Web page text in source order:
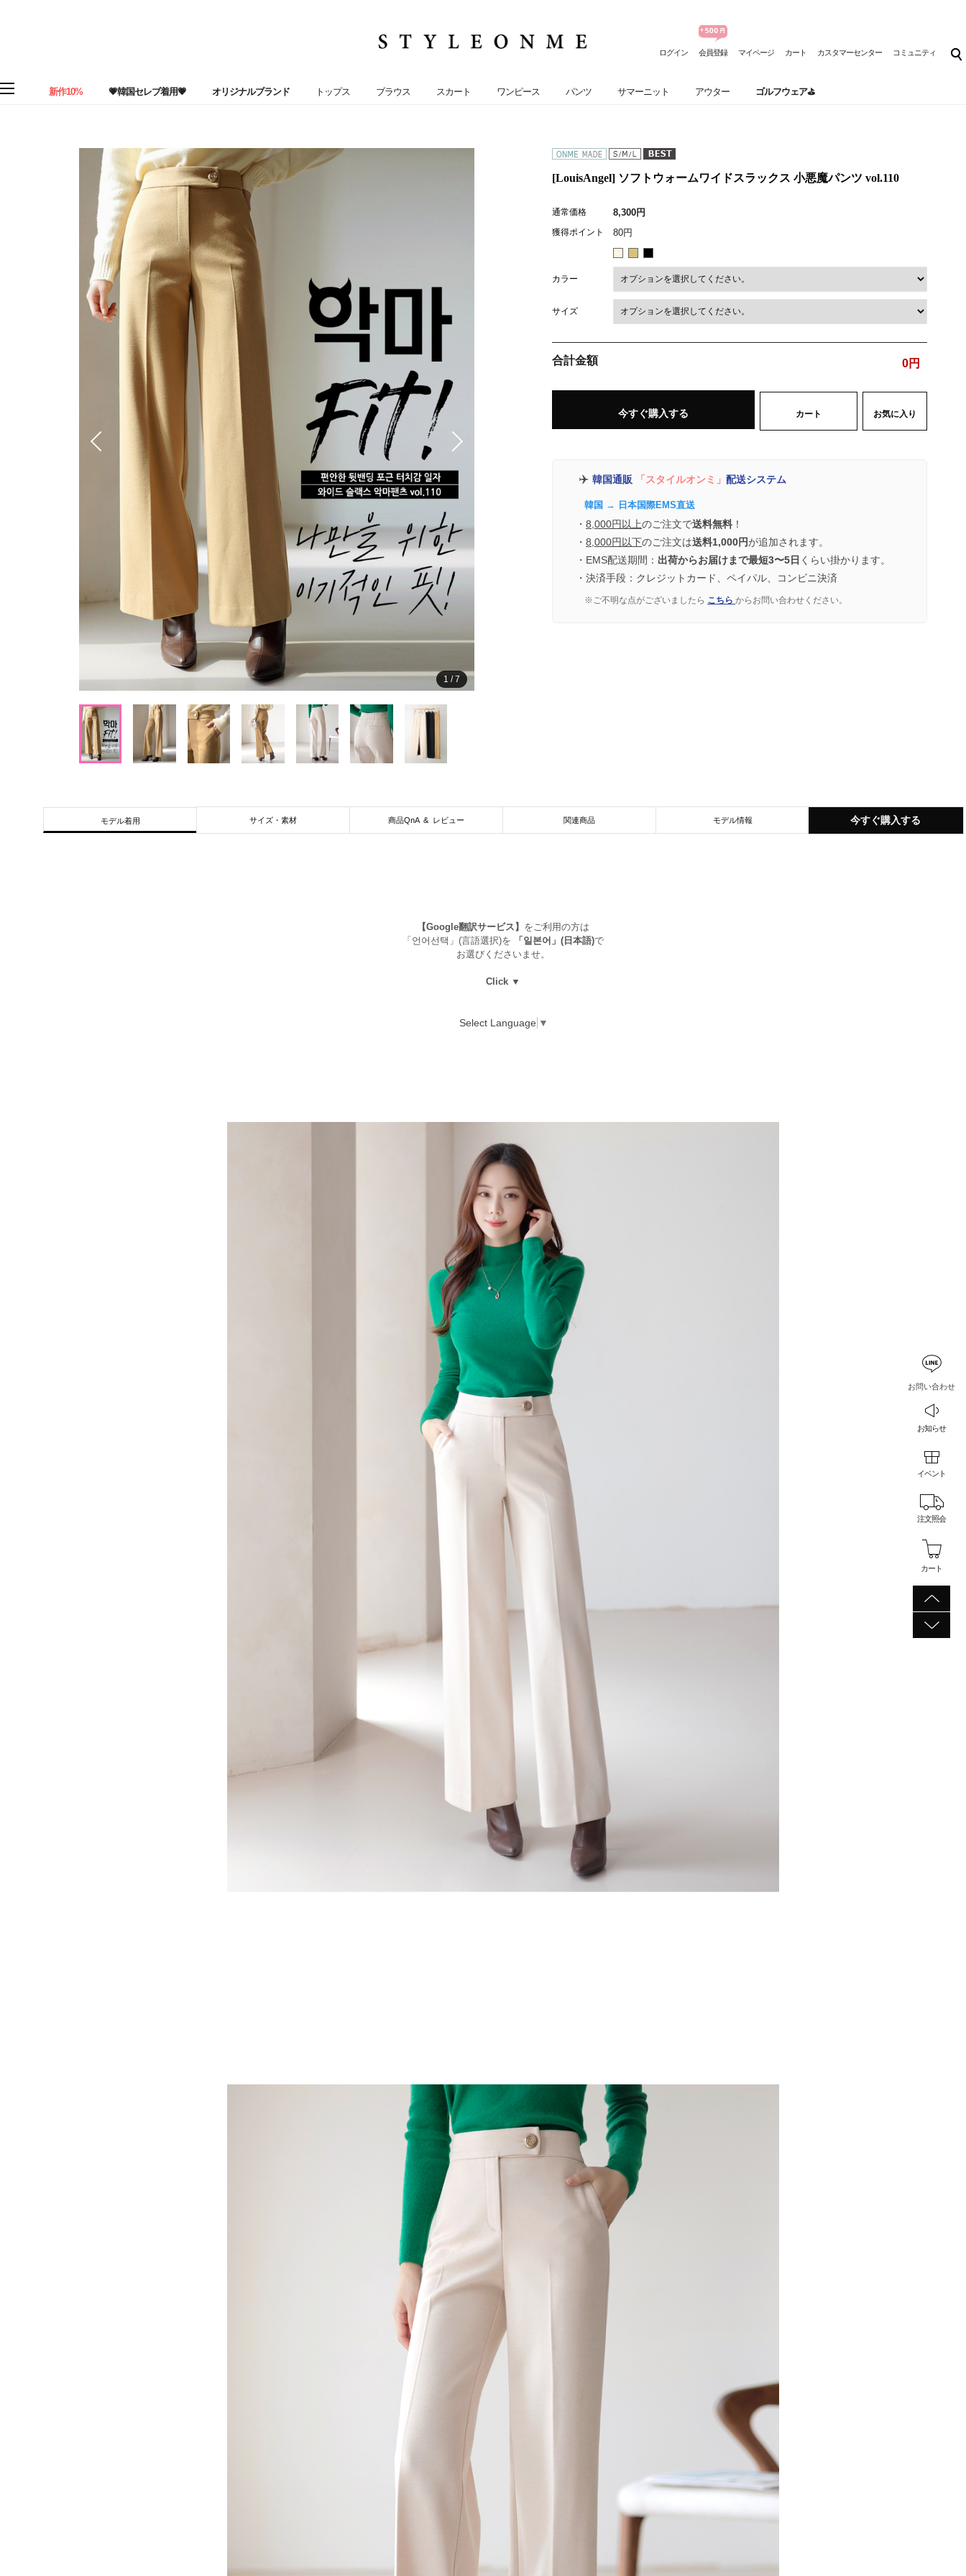
ログイン 会員登録 マイページ カート カスタマーセンター コミュニティ
新作10% 💗韓国セレブ着用💗 オリジナルブランド トップス ブラウス スカート ワンピース パンツ サマーニット アウター ゴルフウェア⛳
お問い合わせ
お知らせ
イベント
注文照会
カート
1 /7
[LouisAngel] ソフトウォームワイドスラックス 小悪魔パンツ vol.110
通常価格 8,300円
獲得ポイント 80円
カラー
サイズ
合計金額 0円
今すぐ購入する カート お気に入り
✈️ 韓国通販 「スタイルオンミ」 配送システム
韓国 → 日本国際EMS直送
・ 8,000円以上のご注文で送料無料 ！
・ 8,000円以下のご注文は送料1,000円が追加されます。
・EMS配送期間： 出荷からお届けまで最短3〜5日 くらい掛かります。
・決済手段：クレジットカード、ペイパル、コンビニ決済
※ご不明な点がございましたら こちら からお問い合わせください。
モデル着用 サイズ・素材 商品QnA & レビュー 関連商品 モデル情報 今すぐ購入する
【Google翻訳サービス】 をご利用の方は
「언어선택」(言語選択)を
「일본어」(日本語)で
お選びくださいませ。
Click ▼
Select Language ▼